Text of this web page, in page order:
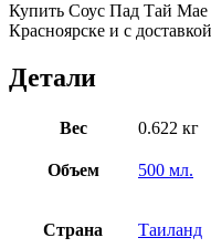
Купить Соус Пад Тай Mae
Красноярске и с
Детали
Вес 0.622 кг
Объем 500 мл.
Страна Таиланд